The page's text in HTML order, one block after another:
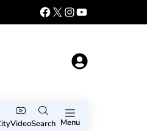
VideoSearch Menu